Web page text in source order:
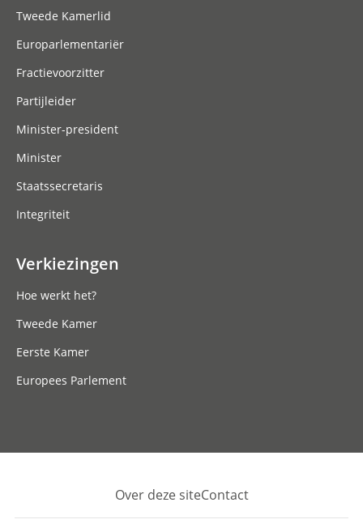
Tweede Kamerlid
Europarlementariër
Fractievoorzitter
Partijleider
Minister-president
Minister
Staatssecretaris
Integriteit
Verkiezingen
Hoe werkt het?
Tweede Kamer
Eerste Kamer
Europees Parlement
Footer
Over deze siteContact